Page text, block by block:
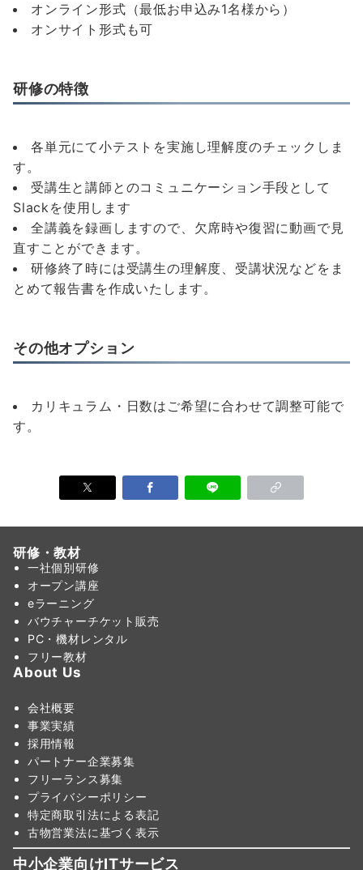
オンライン形式（最低お申込み1名様から）
オンサイト形式も可
研修の特徴
各単元にて小テストを実施し理解度のチェックしま
す。
受講生と講師とのコミュニケーション手段として
Slackを使用します
全講義を録画しますので、欠席時や復習に動画で見
直すことができます。
研修終了時には受講生の理解度、受講状況などをま
とめて報告書を作成いたします。
その他オプション
カリキュラム・日数はご希望に合わせて調整可能で
す。
研修・教材
一社個別研修
オープン講座
eラーニング
バウチャーチケット販売
PC・機材レンタル
フリー教材
About Us
会社概要
事業実績
採用情報
パートナー企業募集
フリーランス募集
プライバシーポリシー
特定商取引法による表記
古物営業法に基づく表示
中小企業向けITサービス